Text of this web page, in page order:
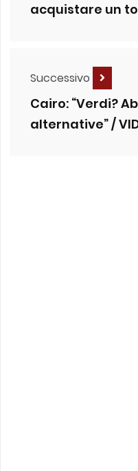
acquistare un
Successivo
Cairo: “Verdi?
alternative” /